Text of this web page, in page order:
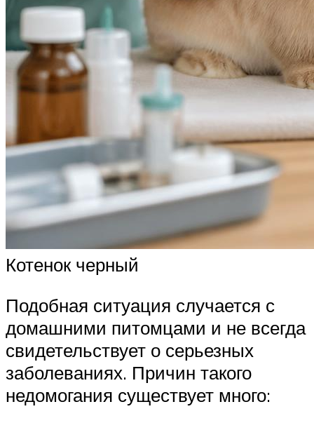
Котенок черный
Подобная ситуация случается с
домашними питомцами и не всегда
свидетельствует о серьезных
заболеваниях. Причин такого
недомогания существует много: